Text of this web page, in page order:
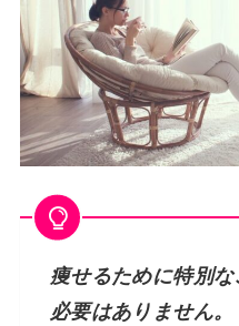
痩せるために特別
必要はありません。